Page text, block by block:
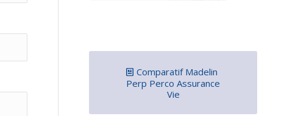
Comparatif Madelin
Perp Perco Assurance
Vie